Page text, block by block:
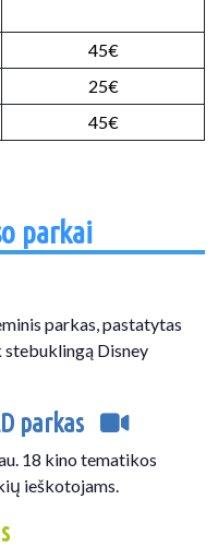
45€
25€
45€
parkai
parkas, pastatytas
Disney
parkas
18 kino tematikos
ieškotojams.